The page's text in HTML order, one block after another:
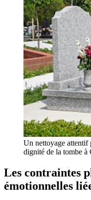
Un nettoyage attentif
dignité de la tombe à
Les contraintes
émotionnelles